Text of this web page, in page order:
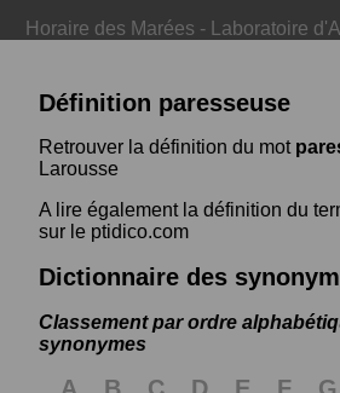
Horaire des Marées - Laboratoire
Définition paresseuse
Retrouver la définition du mot
Larousse
A lire également la définition du
sur le ptidico.com
Dictionnaire des
Classement par ordre
synonymes